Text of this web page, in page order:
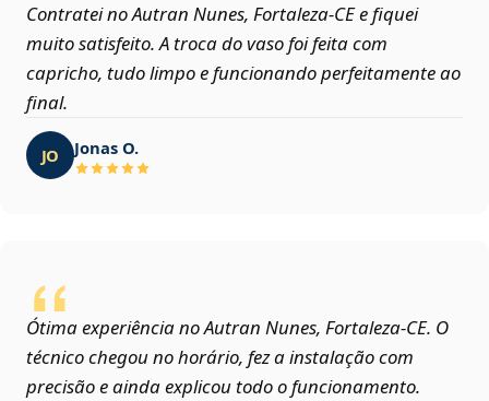
Contratei no Autran Nunes, Fortaleza‑CE e fiquei
muito satisfeito. A troca do vaso foi feita com
capricho, tudo limpo e funcionando perfeitamente ao
final.
JO Jonas O.
Ótima experiência no Autran Nunes, Fortaleza‑CE. O
técnico chegou no horário, fez a instalação com
precisão e ainda explicou todo o funcionamento.